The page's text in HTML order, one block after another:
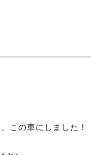
この車にしました！